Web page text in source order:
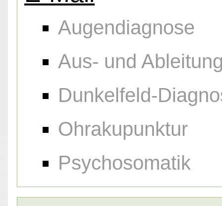
Augendiagnose
Aus- und
Dunkelfeld-
Ohrakupunktur
Psychosomatik